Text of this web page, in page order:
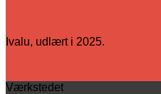
Ivalu, udlært i 2025.
Værkstedet